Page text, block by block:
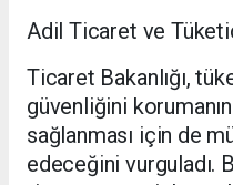
Adil Ticaret ve
Ticaret Bakanlığı,
güvenliğini
sağlanması için de
edeceğini vurguladı.